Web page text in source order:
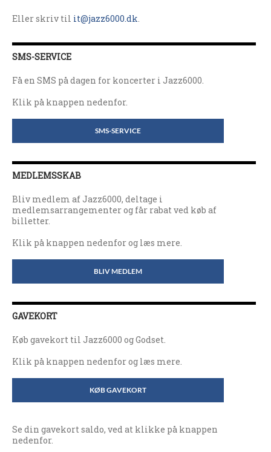
Eller skriv til it@jazz6000.dk.
SMS-SERVICE
Få en SMS på dagen for koncerter i Jazz6000.
Klik på knappen nedenfor.
SMS-SERVICE
MEDLEMSSKAB
Bliv medlem af Jazz6000, deltage i
medlemsarrangementer og får rabat ved køb af
billetter.
Klik på knappen nedenfor og læs mere.
BLIV MEDLEM
GAVEKORT
Køb gavekort til Jazz6000 og Godset.
Klik på knappen nedenfor og læs mere.
KØB GAVEKORT
Se din gavekort saldo, ved at klikke på knappen
nedenfor.